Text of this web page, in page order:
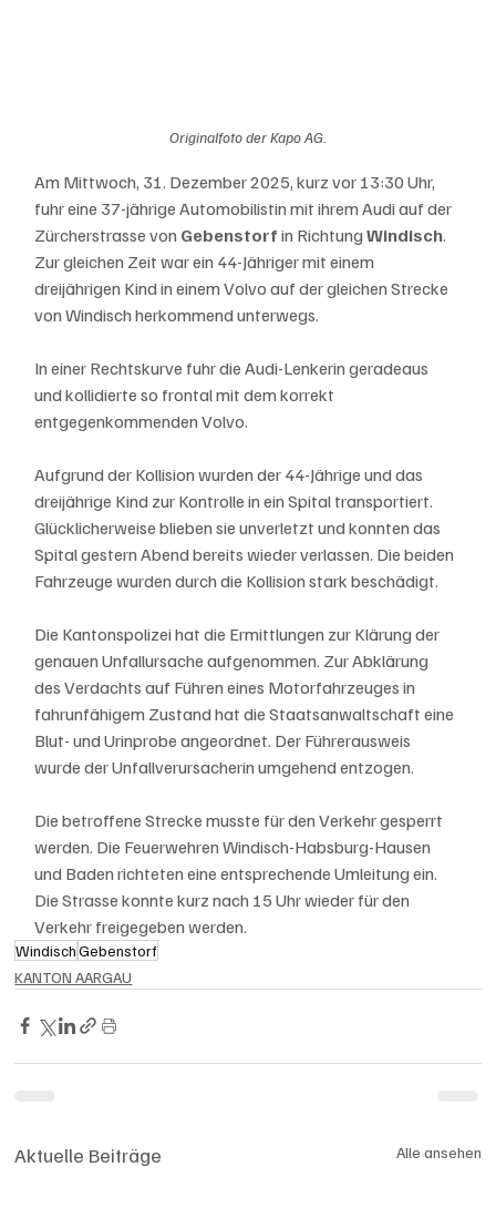
Originalfoto der Kapo AG.
Am Mittwoch, 31. Dezember 2025, kurz vor 13:30 Uhr,
fuhr eine 37-jährige Automobilistin mit ihrem Audi auf der
Zürcherstrasse von Gebenstorf in Richtung Windisch.
Zur gleichen Zeit war ein 44-Jähriger mit einem
dreijährigen Kind in einem Volvo auf der gleichen Strecke
von Windisch herkommend unterwegs.
In einer Rechtskurve fuhr die Audi-Lenkerin geradeaus
und kollidierte so frontal mit dem korrekt
entgegenkommenden Volvo.
Aufgrund der Kollision wurden der 44-Jährige und das
dreijährige Kind zur Kontrolle in ein Spital transportiert.
Glücklicherweise blieben sie unverletzt und konnten das
Spital gestern Abend bereits wieder verlassen. Die beiden
Fahrzeuge wurden durch die Kollision stark beschädigt.
Die Kantonspolizei hat die Ermittlungen zur Klärung der
genauen Unfallursache aufgenommen. Zur Abklärung
des Verdachts auf Führen eines Motorfahrzeuges in
fahrunfähigem Zustand hat die Staatsanwaltschaft eine
Blut- und Urinprobe angeordnet. Der Führerausweis
wurde der Unfallverursacherin umgehend entzogen.
Die betroffene Strecke musste für den Verkehr gesperrt
werden. Die Feuerwehren Windisch-Habsburg-Hausen
und Baden richteten eine entsprechende Umleitung ein.
Die Strasse konnte kurz nach 15 Uhr wieder für den
Verkehr freigegeben werden.
Windisch Gebenstorf
KANTON AARGAU
Aktuelle Beiträge Alle ansehen